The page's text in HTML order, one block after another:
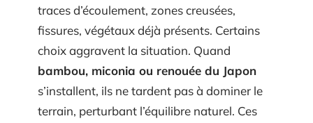
traces d’écoulement, zones creusées,
fissures, végétaux déjà présents. Certains
choix aggravent la situation. Quand
bambou, miconia ou renouée du Japon
s’installent, ils ne tardent pas à dominer le
terrain, perturbant l’équilibre naturel. Ces